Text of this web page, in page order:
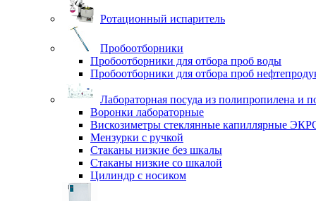
Ротационный испаритель
Пробоотборники
Пробоотборники для отбора проб воды
Пробоотборники для отбора проб
Лабораторная посуда из полипропилена и
Воронки лабораторные
Вискозиметры стеклянные капиллярные
Мензурки с ручкой
Стаканы низкие без шкалы
Стаканы низкие со шкалой
Цилиндр с носиком